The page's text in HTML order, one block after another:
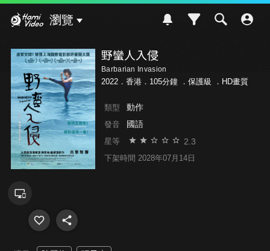
瀏覽
野蠻人入侵
Barbarian Invasion
2022．香港．105分鐘 ． 保護級 ．HD畫質
類型 動作
發音 國語
星等 2.3
下架時間 2028年07月14日